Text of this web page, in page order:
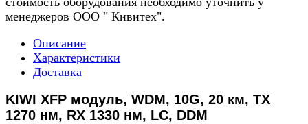
менеджеров ООО " Кивитех".
Описание
Характеристики
Доставка
KIWI XFP модуль, WDM, 10G, 20 км, TX
1270 нм, RX 1330 нм, LC, DDM